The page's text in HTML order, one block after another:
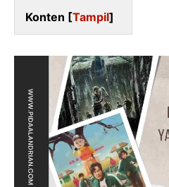
Konten [Tampil]